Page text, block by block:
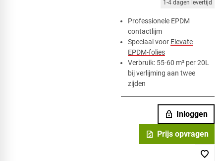
1-4 dagen levertijd
​Professionele EPDM
contactlijm
Speciaal voor Elevate
EPDM-folies
Verbruik: 55-60 m² per 20L
bij verlijming aan twee
zijden
lock Inloggen
request_quote Prijs opvragen